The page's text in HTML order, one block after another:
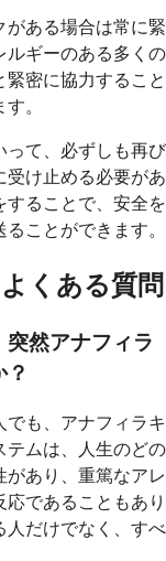
がある場合は常に緊
ルギーのある多くの
密に協力すること
。
って、必ずしも再び
受け止める必要があ
することで、安全を
ことができます。
くある質問
然アナフィラ
も、アナフィラキ
テムは、人生のどの
あり、重篤なアレ
であることもあり
人だけでなく、すべ